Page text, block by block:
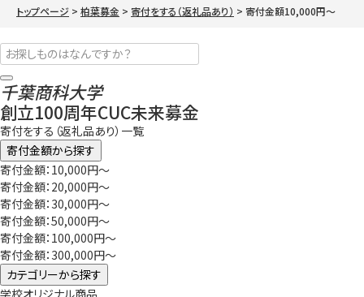
トップページ 柏葉募金 寄付をする（返礼品あり） 寄付金額10,000円～
千葉商科大学
創立100周年CUC未来募金
寄付をする（返礼品あり）一覧
寄付金額から探す
寄付金額：10,000円～
寄付金額：20,000円～
寄付金額：30,000円～
寄付金額：50,000円～
寄付金額：100,000円～
寄付金額：300,000円～
カテゴリーから探す
学校オリジナル商品